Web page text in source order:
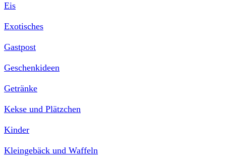
Eis
Exotisches
Gastpost
Geschenkideen
Getränke
Kekse und Plätzchen
Kinder
Kleingebäck und Waffeln